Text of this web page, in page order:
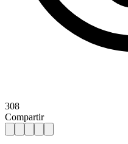
308
Compartir